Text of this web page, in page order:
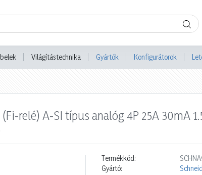
Világítástechnika Gyártók Konfigurátorok
relé) A-SI típus analóg 4P 25A 30mA
Termékkód:
Gyártó: